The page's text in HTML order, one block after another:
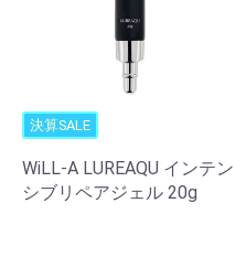
決算SALE
WiLL-A LUREAQU インテン
シブリペアジェル 20g